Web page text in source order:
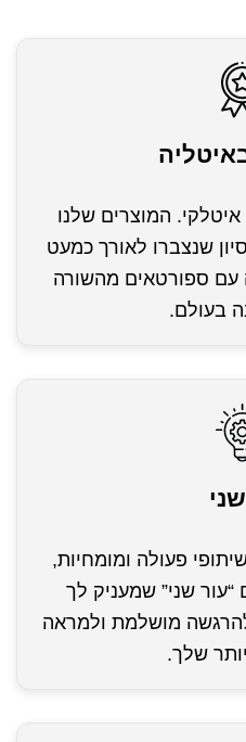
איטלקי. המוצרים שלנו
שנצברו לאורך כמעט
עם ספורטאים מהשורה
בעולם.
פעולה ומומחיות,
“עור שני” שמעניק לך
מושלמת ולמראה
שלך.